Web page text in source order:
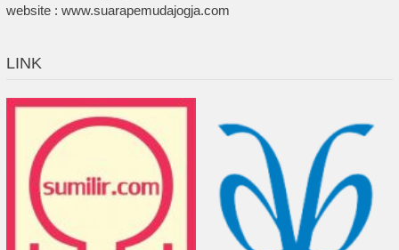
website : www.suarapemudajogja.com
LINK